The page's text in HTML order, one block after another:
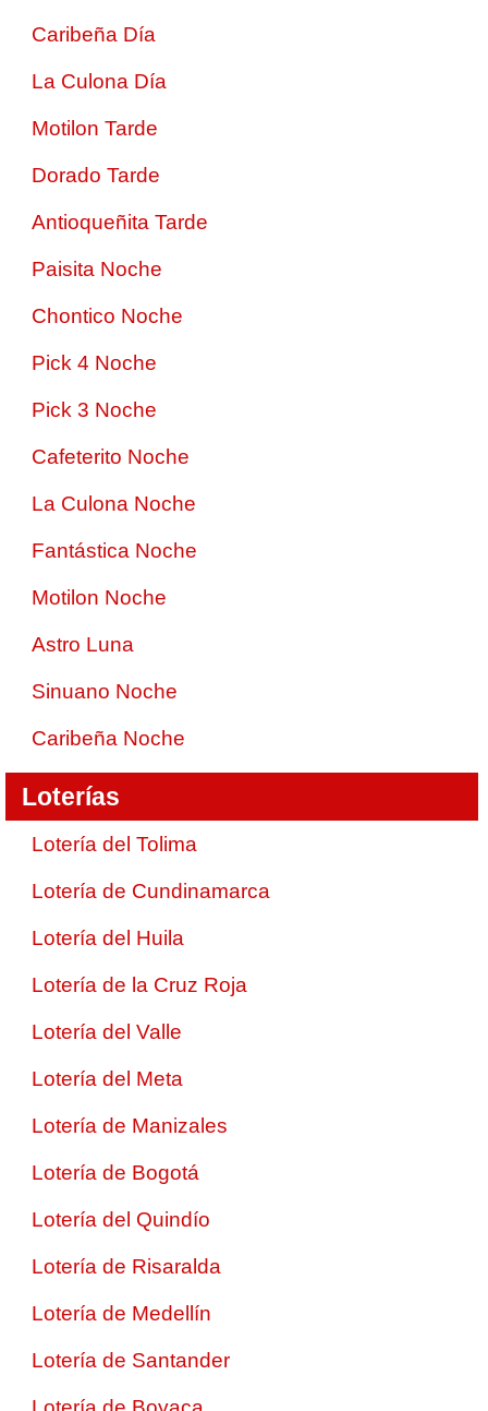
Caribeña Día
La Culona Día
Motilon Tarde
Dorado Tarde
Antioqueñita Tarde
Paisita Noche
Chontico Noche
Pick 4 Noche
Pick 3 Noche
Cafeterito Noche
La Culona Noche
Fantástica Noche
Motilon Noche
Astro Luna
Sinuano Noche
Caribeña Noche
Loterías
Lotería del Tolima
Lotería de Cundinamarca
Lotería del Huila
Lotería de la Cruz Roja
Lotería del Valle
Lotería del Meta
Lotería de Manizales
Lotería de Bogotá
Lotería del Quindío
Lotería de Risaralda
Lotería de Medellín
Lotería de Santander